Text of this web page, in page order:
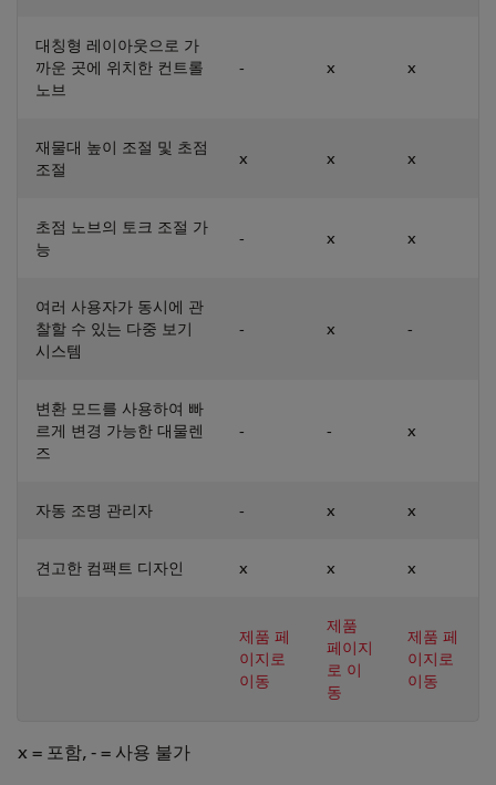
대칭형 레이아웃으로 가
까운 곳에 위치한 컨트롤
노브
- x x
재물대 높이 조절 및 초점
조절
x x x
초점 노브의 토크 조절 가
능
- x x
여러 사용자가 동시에 관
찰할 수 있는 다중 보기
시스템
- x -
변환 모드를 사용하여 빠
르게 변경 가능한 대물렌
즈
- - x
자동 조명 관리자 - x x
견고한 컴팩트 디자인 x x x
제품 페
이지로
이동
제품
페이지
로 이
동
제품 페
이지로
이동
x = 포함, - = 사용 불가